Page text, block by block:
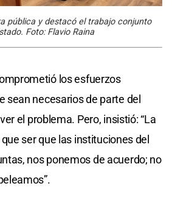
pública y destacó el trabajo conjunto
Foto: Flavio Raina
los esfuerzos
sean necesarios de parte del
el problema. Pero, insistió: “La
ser que las instituciones del
nos ponemos de acuerdo; no